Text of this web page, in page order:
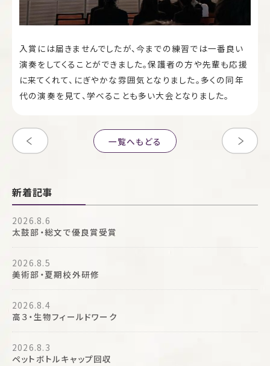
入賞には届きませんでしたが、今までの練習では一番良い
演奏をしてくることができました。保護者の方や先輩も応援
に来てくれて、にぎやかな雰囲気となりました。多くの同年
代の演奏を見て、学べることも多い大会となりました。
一覧へもどる
新着記事
2026.8.6
太鼓部・総文で優良賞受賞
2026.8.5
美術部・夏期校外研修
2026.8.4
高３・生物フィールドワーク
2026.8.3
ペットボトルキャップ回収